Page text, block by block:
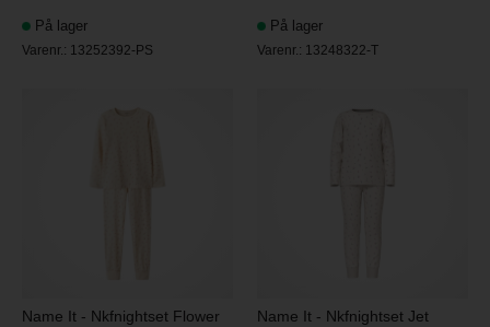
På lager
Varenr.: 13252392-PS
På lager
Varenr.: 13248322-T
Name It - Nkfnightset Flower
Name It - Nkfnightset Jet